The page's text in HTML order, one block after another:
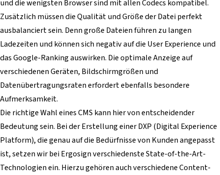
und die wenigsten Browser sind mit allen Codecs kompatibel.
Zusätzlich müssen die Qualität und Größe der Datei perfekt
ausbalanciert sein. Denn große Dateien führen zu langen
Ladezeiten und können sich negativ auf die User Experience und
das Google-Ranking auswirken. Die optimale Anzeige auf
verschiedenen Geräten, Bildschirmgrößen und
Datenübertragungsraten erfordert ebenfalls besondere
Aufmerksamkeit.
Die richtige Wahl eines CMS kann hier von entscheidender
Bedeutung sein. Bei der Erstellung einer DXP (Digital Experience
Platform), die genau auf die Bedürfnisse von Kunden angepasst
ist, setzen wir bei Ergosign verschiedenste State-of-the-Art-
Technologien ein. Hierzu gehören auch verschiedene Content-